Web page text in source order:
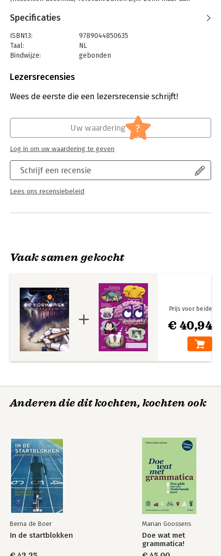
oorlog en vrede, biologie, steden, politiek … Je leert niet
Een informatief boek over sciencefiction: hoe lees je het en
hoe schrijf je het?
toekomstliteratuur.
Specificaties
ISBN13:
9789044850635
Taal:
NL
Bindwijze:
gebonden
Uitgever:
Verschijningsdatum:
3-11-2023
Lezersrecensies
Wees de eerste die een lezersrecensie schrijft!
Schrijf een recensie
Lees ons recensiebeleid
Uw waardering ?
Log in om uw waardering te geven
Vaak samen gekocht
€ 40,94
Prijs voor beide
Anderen die dit kochten, kochten ook
Berna de Boer
In de startblokken
Marian Goossens
Doe wat met
grammatica!